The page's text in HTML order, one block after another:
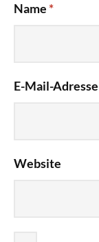
Name *
E-Mail-Adresse
Website